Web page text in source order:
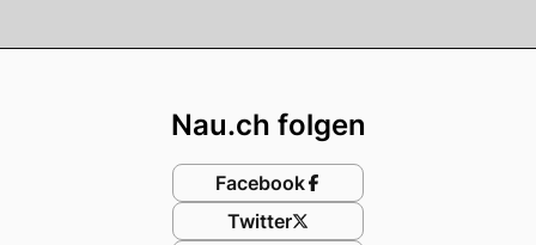
Nau.ch folgen
Facebook
Twitter